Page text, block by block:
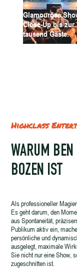
Glamouröse
Close-Up bis
tausend Gäste.
Highclass
WARUM
BOZEN IST
Als professioneller
Es geht darum, den
aus Spontaneität,
Publikum aktiv ein,
persönliche und
ausgelegt, maximale
Sie nicht nur eine Show,
zugeschnitten ist.